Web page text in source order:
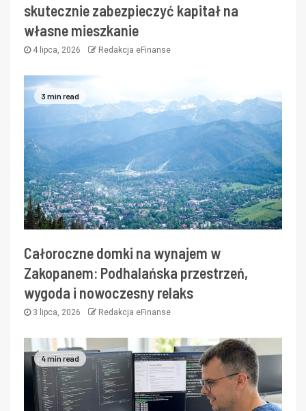
skutecznie zabezpieczyć kapitał na
własne mieszkanie
4 lipca, 2026 Redakcja eFinanse
3 min read
Całoroczne domki na wynajem w
Zakopanem: Podhalańska przestrzeń,
wygoda i nowoczesny relaks
3 lipca, 2026 Redakcja eFinanse
4 min read